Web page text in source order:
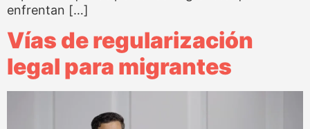
enfrentan […]
Vías de regularización
legal para migrantes